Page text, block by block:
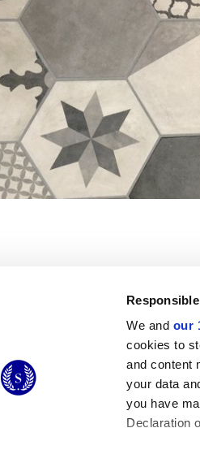
We and our
cookies to
and content
your data
you have
Declaration
© 2026 CERAMICHE MARCA CORONA S.P.A.
Ceramiche Marca Corona
S.p.a. - P.IVA:
Via Emilia Romagna 7, 41049 Sassuolo (MO)
T: +39 0536 867200